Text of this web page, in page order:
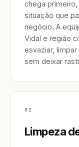
chega
situação que
negócio. A
Vidal e região
esvaziar,
sem deixar
02
Limpeza